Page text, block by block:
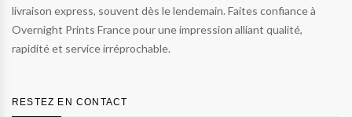
livraison express, souvent dès le lendemain. Faites confiance à
Overnight Prints France pour une impression alliant qualité,
rapidité et service irréprochable.
RESTEZ EN CONTACT